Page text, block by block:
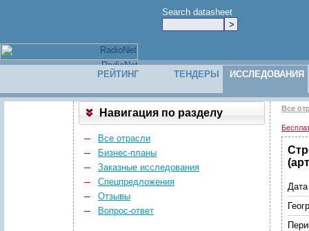
Search datasheet
РЕЙТИНГ ТЕНДЕРЫ ИССЛЕДОВАНИЯ
Навигация по разделу
Все отрасли
Бизнес-планы
Заказные исследования
Спецпредложения
Отзывы
Вопрос-ответ
Все